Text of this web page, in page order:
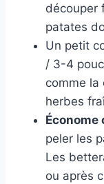
découper
patates
Un petit
/ 3-4
comme la
herbes
Économe
peler les
Les
ou après